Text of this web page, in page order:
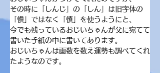
その時に「しんじ」の「しん」は旧字体の
「愼」ではなく「慎」を使うようにと、
今でも残っているおじいちゃんが父に宛てて
書いた手紙の中に書いてあります。
おじいちゃんは画数を数え運勢も調べてくれ
たようなのです。